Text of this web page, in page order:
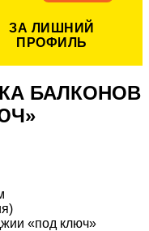
ЗА ЛИШНИЙ
ПРОФИЛЬ
БАЛКОНОВ
«под ключ»